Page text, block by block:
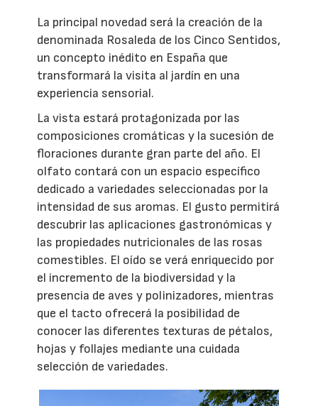
La principal novedad será la creación de la
denominada Rosaleda de los Cinco Sentidos,
un concepto inédito en España que
transformará la visita al jardín en una
experiencia sensorial.
La vista estará protagonizada por las
composiciones cromáticas y la sucesión de
floraciones durante gran parte del año. El
olfato contará con un espacio específico
dedicado a variedades seleccionadas por la
intensidad de sus aromas. El gusto permitirá
descubrir las aplicaciones gastronómicas y
las propiedades nutricionales de las rosas
comestibles. El oído se verá enriquecido por
el incremento de la biodiversidad y la
presencia de aves y polinizadores, mientras
que el tacto ofrecerá la posibilidad de
conocer las diferentes texturas de pétalos,
hojas y follajes mediante una cuidada
selección de variedades.